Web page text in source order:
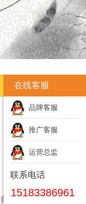
业营销策划方案
属感和安全
在线客服
品牌客服
推广客服
运营总监
联系电话
15183386961